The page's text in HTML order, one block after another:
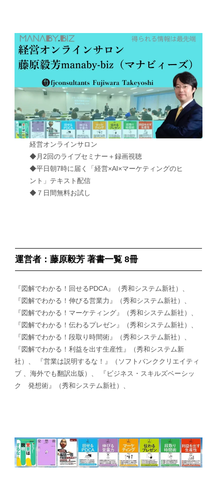
経営オンラインサロン
◆月2回のライブセミナー＋録画視聴
◆平日朝7時に届く「経営×AI×マーケティングのヒ
ント」テキスト配信
◆７日間無料お試し
運営者：藤原毅芳 著書一覧 8冊
『図解でわかる！回せるPDCA』（秀和システム新社）、
『図解でわかる！伸びる営業力』（秀和システム新社）、
『図解でわかる！マーケティング』（秀和システム新社）、
『図解でわかる！伝わるプレゼン』（秀和システム新社）、
『図解でわかる！段取り時間術』（秀和システム新社）、
『図解でわかる！利益を出す生産性』（秀和システム新
社）、 『営業は説明するな！』（ソフトバンククリエイティ
ブ 、海外でも翻訳出版）、 『ビジネス・スキルズベーシッ
ク 発想術』（秀和システム新社）、